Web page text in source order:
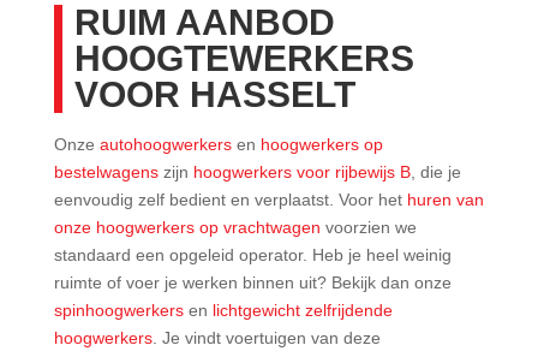
RUIM AANBOD
HOOGTEWERKERS
VOOR HASSELT
Onze autohoogwerkersen hoogwerkers op
bestelwagenszijn hoogwerkers voor rijbewijs B, die je
eenvoudig zelf bedient en verplaatst. Voor het huren van
onze hoogwerkers op vrachtwagen voorzien we
standaard een opgeleid operator. Heb je heel weinig
ruimte of voer je werken binnen uit? Bekijk dan onze
spinhoogwerkersen lichtgewicht zelfrijdende
hoogwerkers. Je vindt voertuigen van deze